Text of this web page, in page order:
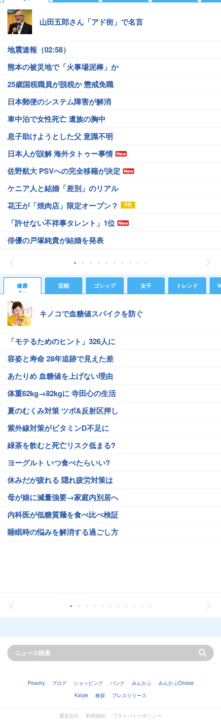
山田五郎さん「アド街」で名言
地震速報（02:58）
熊本の被災地で「火事場泥棒」か
25歳国税職員が脱税か 懲戒免職
日本郵便のシステム障害が解消
車中泊で女性死亡 遺族の胸中
息子助けようとした父 意識不明
日本人が誤解 海外タトゥー事情
佐野航大 PSVへの完全移籍が決定
ケニア人と結婚「差別」のリアル
花王が「焼肉店」限定オープン？
「許せない不祥事タレント」1位
俳優の戸塚純貴が結婚を発表
健康 芸能 ゴシップ 女子 トレンド
キノコで血糖値スパイクを防ぐ
「モテるためのヒント」326人に
容姿と寿命 28年追跡で見えた差
あたりめ 血糖値を上げない理由
体重62kg→82kgに 寺田心の生活
夏のむくみ対策 ツボ&反射区押し
紫外線対策がビタミンD不足に
緑茶を飲むと死亡リスク低まる?
ヨーグルト いつ食べたらいい?
休みだが疲れる 隠れ疲労対策は
母が娘に減量強要→家庭内別居へ
内科医が低糖質麺を食べ比べ検証
睡眠時の悩みを解消する過ごし方
Peachy ブログ ショッピング バンク みんかぶ
みんかぶChoice
Kstyle
株探 プレスリリース
運営会社 利用規約
プライバシーポリシー